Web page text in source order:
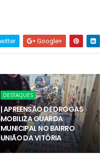
Google+
DESTAQUES
| APREENSÃO DE DROGAS
MOBILIZA GUARDA
MUNICIPAL NO BAIRRO
UNIÃO DA VITÓRIA